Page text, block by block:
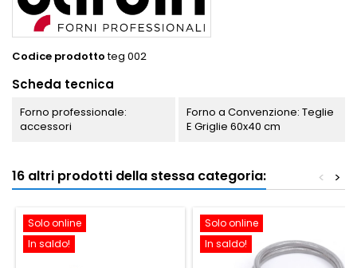
Codice prodotto teg 002
Scheda tecnica
Forno professionale:
accessori
Forno a Convenzione: Teglie
E Griglie 60x40 cm
16 altri prodotti della stessa categoria: >
<
Solo online
In saldo!
Solo online
In saldo!